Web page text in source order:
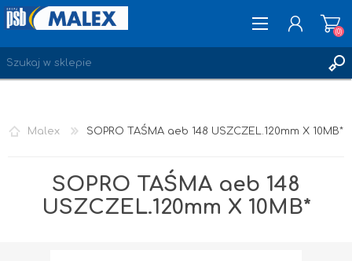
ZAREJESTRUJ SIĘ
(0)
Malex SOPRO TAŚMA aeb 148 USZCZEL.120mm X 10MB*
SOPRO TAŚMA aeb 148
USZCZEL.120mm X 10MB*